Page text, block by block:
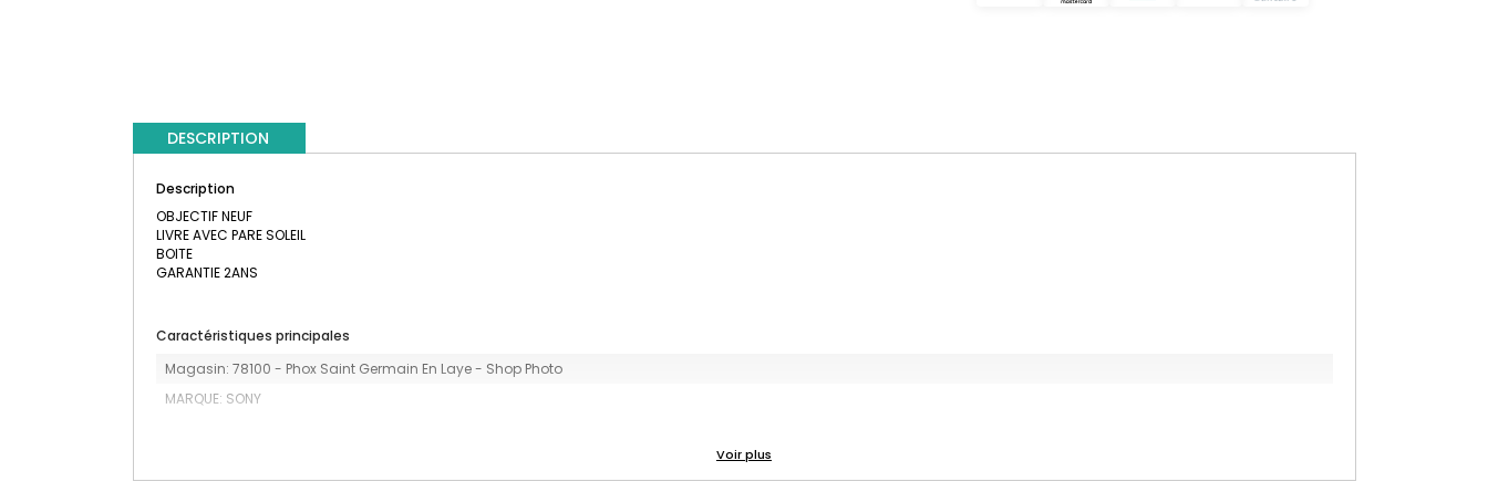
DESCRIPTION
Description
OBJECTIF NEUF
LIVRE AVEC PARE SOLEIL
BOITE
GARANTIE 2ANS
Caractéristiques principales
Magasin: 78100 - Phox Saint Germain En Laye - Shop Photo
MARQUE: SONY